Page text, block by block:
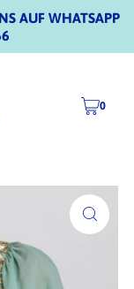
AUF WHATSAPP
0